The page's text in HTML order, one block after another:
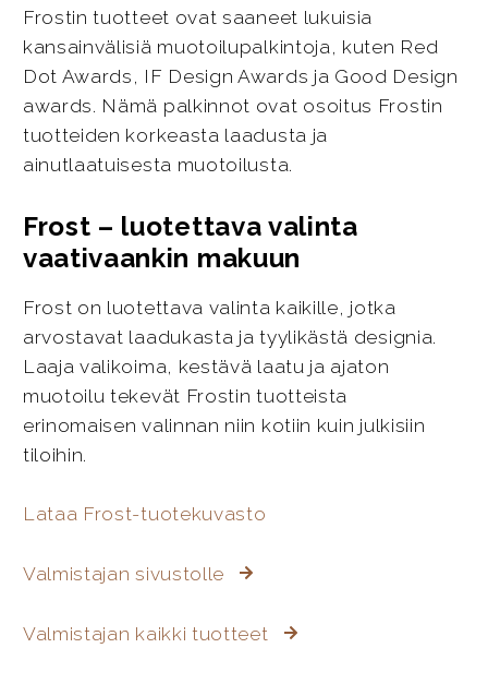
Frostin tuotteet ovat saaneet lukuisia
kansainvälisiä muotoilupalkintoja, kuten Red
Dot Awards, IF Design Awards ja Good Design
awards. Nämä palkinnot ovat osoitus Frostin
tuotteiden korkeasta laadusta ja
ainutlaatuisesta muotoilusta.
Frost – luotettava valinta
vaativaankin makuun
Frost on luotettava valinta kaikille, jotka
arvostavat laadukasta ja tyylikästä designia.
Laaja valikoima, kestävä laatu ja ajaton
muotoilu tekevät Frostin tuotteista
erinomaisen valinnan niin kotiin kuin julkisiin
tiloihin.
Lataa Frost-tuotekuvasto
Valmistajan sivustolle
Valmistajan kaikki tuotteet